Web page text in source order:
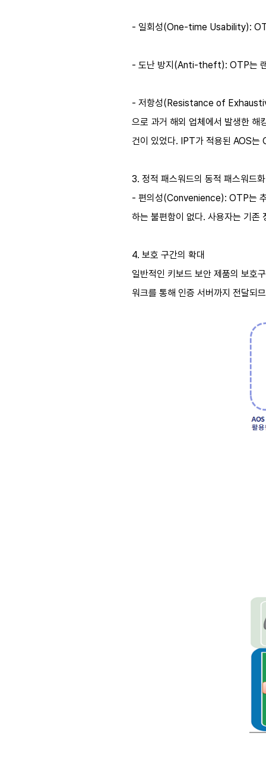
- 일회성(One-time Usability):
- 도난 방지(Anti-theft): OTP는 랜
- 저항성(Resistance of
으로 과거 해외 업체에서 발생한
건이 있었다. IPT가 적용된 AOS는
3. 정적 패스워드의 동적 패스워드화
- 편의성(Convenience): OTP는 추
하는 불편함이 없다. 사용자는 기존
4. 보호 구간의 확대
일반적인 키보드 보안 제품의 보호
워크를 통해 인증 서버까지 전달